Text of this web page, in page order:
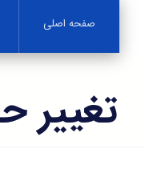
صفحه اصلی
تغییر